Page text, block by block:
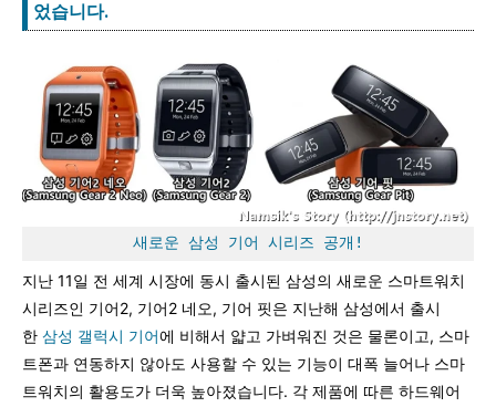
었습니다.
새로운 삼성 기어 시리즈 공개!
지난 11일 전 세계 시장에 동시 출시된 삼성의 새로운 스마트워치
시리즈인 기어2, 기어2 네오, 기어 핏은 지난해 삼성에서 출시
한 삼성 갤럭시 기어에 비해서 얇고 가벼워진 것은 물론이고, 스마
트폰과 연동하지 않아도 사용할 수 있는 기능이 대폭 늘어나 스마
트워치의 활용도가 더욱 높아졌습니다. 각 제품에 따른 하드웨어